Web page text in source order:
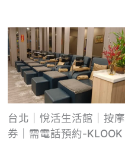
台北｜悅活生活館｜按摩
券｜需電話預約-KLOOK